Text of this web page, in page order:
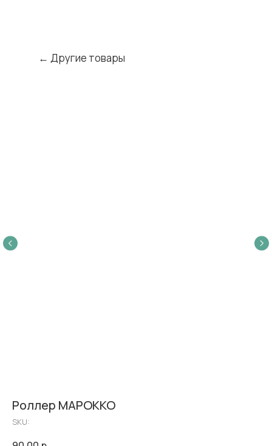
← Другие товары
Роллер МАРОККО
SKU: